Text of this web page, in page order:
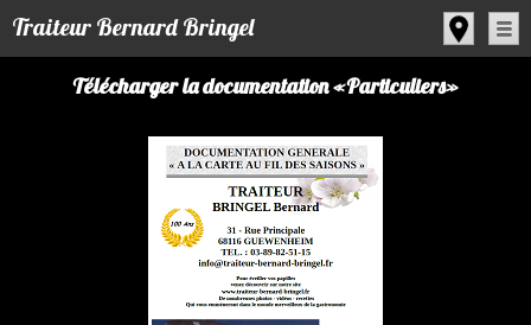
Traiteur Bernard Bringel
Télécharger la documentation «Particuliers»
Panneau de gestion des cookies